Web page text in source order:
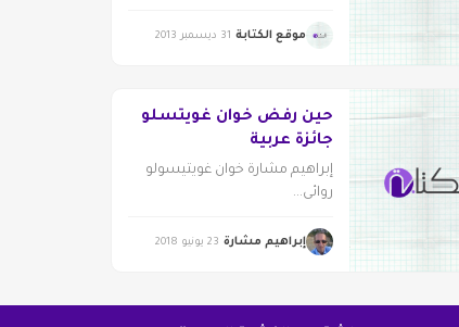
موقع الكتابة 31 ديسمبر 2013
حين رفض خوان غويتسلو
جائزة عربية
إبراهيم مشارة خوان غويتيسولو
روائي...
إبراهيم مشارة 23 يونيو 2018